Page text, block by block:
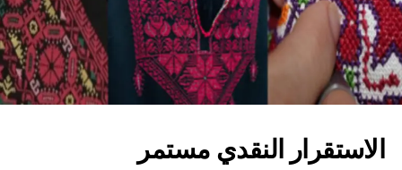
الاستقرار النقدي مستمر